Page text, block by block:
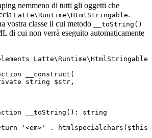
nemmeno di tutti gli oggetti che
Latte\Runtime\HtmlStringable.
vostra classe il cui metodo
__toString()
di cui non verrà eseguito automaticamente
Latte\Runtime\HtmlStringable